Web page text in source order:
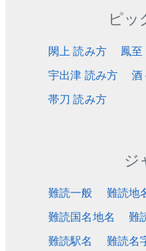
ピッ
閖上 読み方 鳳至
宇出津 読み方
酒
帯刀 読み方
ジ
難読一般 難読地
難読国名地名
難
難読駅名
難読名